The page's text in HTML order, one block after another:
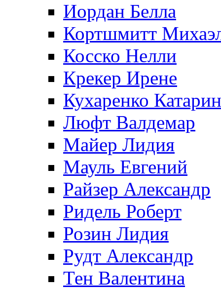
Иордан Белла
Кортшмитт
Косско Нелли
Крекер Ирене
Кухаренко
Люфт Валдемaр
Майер Лидия
Мауль Евгений
Райзер Александр
Ридель Роберт
Розин Лидия
Рудт Александр
Тен Валентина